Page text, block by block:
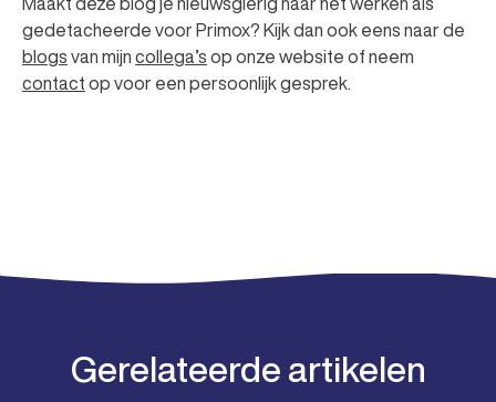
gedetacheerde voor Primox? Kijk dan ook eens naar de
blogs van mijn collega’s op onze website of neem
contact op voor een persoonlijk gesprek.
Gerelateerde artikelen